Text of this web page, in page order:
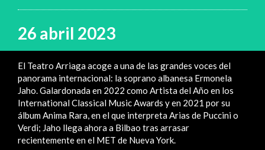
26 abril 2023
El Teatro Arriaga acoge a una de las grandes voces del
panorama internacional: la soprano albanesa Ermonela
Jaho. Galardonada en 2022 como Artista del Año en los
International Classical Music Awards y en 2021 por su
álbum Anima Rara, en el que interpreta Arias de Puccini o
Verdi; Jaho llega ahora a Bilbao tras arrasar
recientemente en el MET de Nueva York.